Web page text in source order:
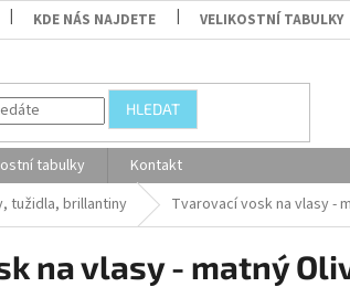
KDE NÁS NAJDETE VELIKOSTNÍ TABULKY
HLEDAT
tabulky
Kontakt
tužidla, brillantiny Tvarovací vosk na vlasy -
na vlasy - matný